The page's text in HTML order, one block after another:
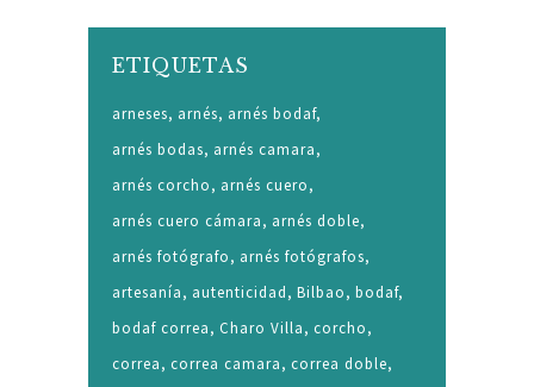
ETIQUETAS
arneses arnés arnés bodaf
arnés bodas arnés camara
arnés corcho
arnés cuero
arnés cuero cámara
arnés doble
arnés fotógrafo
arnés fotógrafos
artesanía
autenticidad Bilbao bodaf
bodaf correa Charo Villa corcho
correa correa camara correa doble